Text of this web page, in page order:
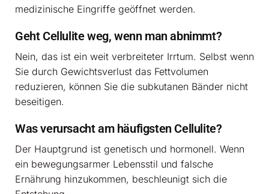
medizinische Eingriffe geöffnet werden.
Geht Cellulite weg, wenn man abnimmt?
Nein, das ist ein weit verbreiteter Irrtum. Selbst wenn
Sie durch Gewichtsverlust das Fettvolumen
reduzieren, können Sie die subkutanen Bänder nicht
beseitigen.
Was verursacht am häufigsten Cellulite?
Der Hauptgrund ist genetisch und hormonell. Wenn
ein bewegungsarmer Lebensstil und falsche
Ernährung hinzukommen, beschleunigt sich die